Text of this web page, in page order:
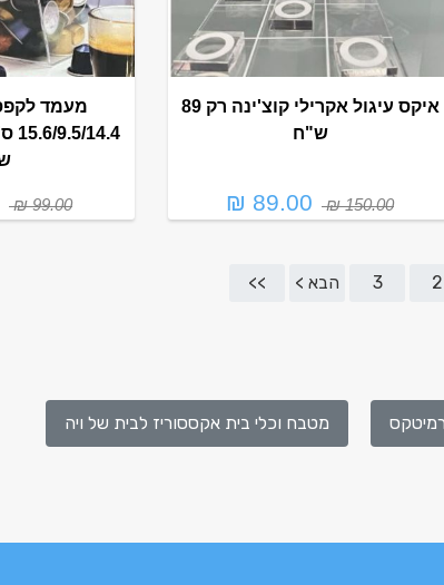
איקס עיגול אקרילי קוצ'ינה רק 89
ש"ח
150.00 ₪
89.00 ₪
מעמד
99.00 ₪
2
3 הבא > >>
מטבח וכלי בית אקססוריז לבית של ויה